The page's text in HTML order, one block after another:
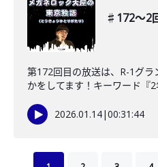
♯172〜2
第172回目の放送は、R-1グ
かをしてます！キーワード『2
2026.01.14|00:31:44